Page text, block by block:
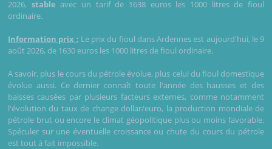
2026, stable avec un tarif de 1638 euros les 1000 litres de fioul
ordinaire.
Information prix : Le prix du fioul dans Ardennes est aujourd'hui, le 9
août 2026, de 1630 euros les 1000 litres de fioul ordinaire.
A savoir, plus le cours du pétrole évolue, plus celui du fioul domestique
évolue aussi. Ce dernier connaît toute l'année des hausses et des
baisses causées par plusieurs facteurs externes, comme notamment
l'évolution du taux de change dollar/euro, la production mondiale de
pétrole brut ou encore le climat géopolitique plus ou moins favorable.
Spéculer sur une éventuelle croissance ou chute du cours du pétrole
est tout à fait impossible.